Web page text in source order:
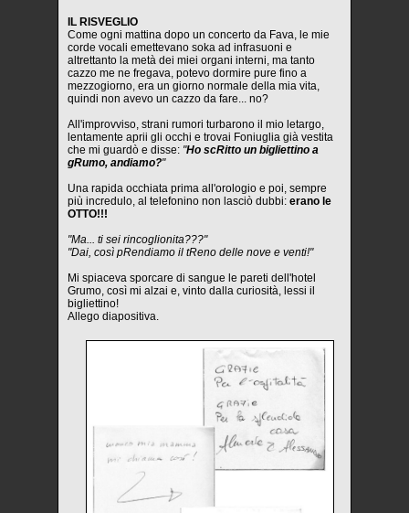
IL RISVEGLIO
Come ogni mattina dopo un concerto da Fava, le mie
corde vocali emettevano soka ad infrasuoni e
altrettanto la metà dei miei organi interni, ma tanto
cazzo me ne fregava, potevo dormire pure fino a
mezzogiorno, era un giorno normale della mia vita,
quindi non avevo un cazzo da fare... no?
All'improvviso, strani rumori turbarono il mio letargo,
lentamente aprii gli occhi e trovai Foniuglia già vestita
che mi guardò e disse: "Ho scRitto un bigliettino a
gRumo, andiamo?"
Una rapida occhiata prima all'orologio e poi, sempre
più incredulo, al telefonino non lasciò dubbi: erano le
OTTO!!!
"Ma... ti sei rincoglionita???"
"Dai, così pRendiamo il tReno delle nove e venti!"
Mi spiaceva sporcare di sangue le pareti dell'hotel
Grumo, così mi alzai e, vinto dalla curiosità, lessi il
bigliettino!
Allego diapositiva.